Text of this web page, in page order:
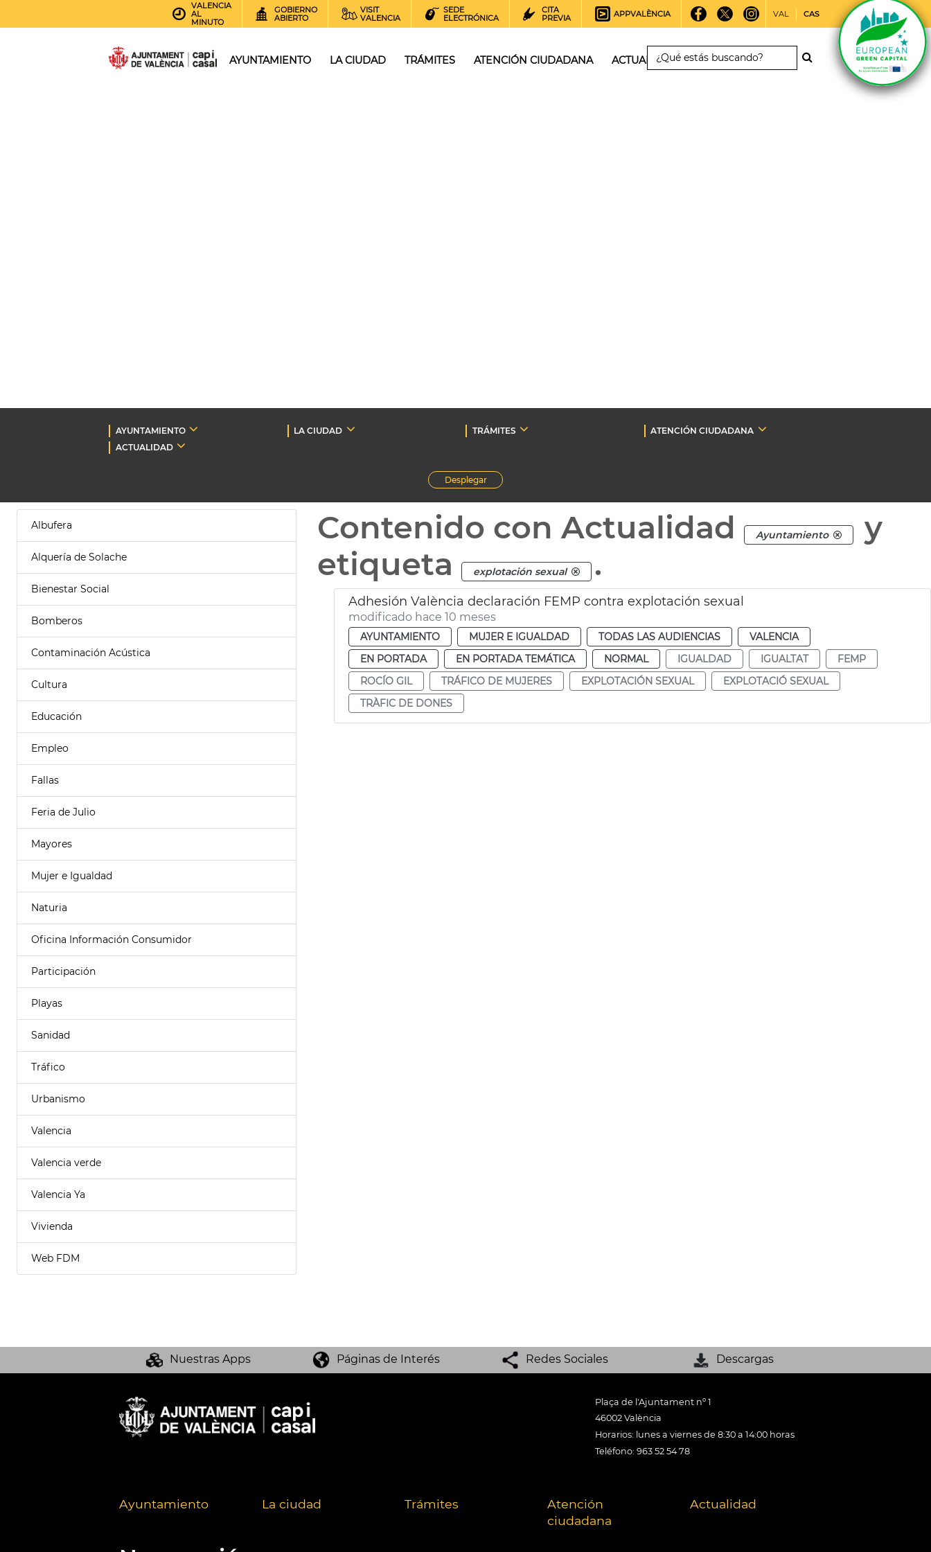
VALENCIA
AL
MINUTO
GOBIERNO
ABIERTO
VISIT
VALENCIA
SEDE
ELECTRÓNICA
CITA
PREVIA
APPVALÈNCIA VAL CAS
AYUNTAMIENTO LA CIUDAD TRÁMITES ATENCIÓN CIUDADANA ACTUALIDAD
AYUNTAMIENTO LA CIUDAD TRÁMITES
ATENCIÓN CIUDADANA
ACTUALIDAD
Desplegar
Albufera
Alquería de Solache
Bienestar Social
Bomberos
Contaminación Acústica
Cultura
Educación
Empleo
Fallas
Feria de Julio
Mayores
Mujer e Igualdad
Naturia
Oficina Información Consumidor
Participación
Playas
Sanidad
Tráfico
Urbanismo
Valencia
Valencia verde
Valencia Ya
Vivienda
Web FDM
Contenido con Actualidad Ayuntamiento
y
etiqueta
explotación sexual .
Adhesión València declaración FEMP contra explotación sexual
modificado hace 10 meses
AYUNTAMIENTO MUJER E IGUALDAD TODAS LAS AUDIENCIAS
VALENCIA
EN PORTADA
EN PORTADA TEMÁTICA NORMAL IGUALDAD IGUALTAT
FEMP
ROCÍO GIL
TRÁFICO DE MUJERES EXPLOTACIÓN SEXUAL
EXPLOTACIÓ SEXUAL
TRÀFIC DE DONES
Nuestras Apps Páginas de Interés Redes Sociales Descargas
Plaça de l'Ajuntament nº 1
46002 València
Horarios: lunes a viernes de 8:30 a 14:00 horas
Teléfono: 963 52 54 78
Ayuntamiento La ciudad Trámites
Atención
ciudadana
Actualidad